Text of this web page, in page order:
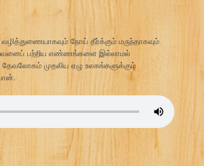
நோய் தீர்க்கும் மருந்தாகவும்
பற்றிய எண்ணங்களை இல்லாமல்
முதலிய ஏழு உலகங்களுக்கும்